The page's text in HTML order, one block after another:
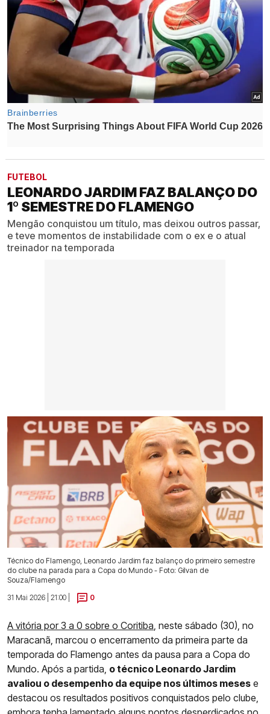
FUTEBOL
LEONARDO JARDIM FAZ BALANÇO DO
1º SEMESTRE DO FLAMENGO
Mengão conquistou um título, mas deixou outros passar,
e teve momentos de instabilidade com o ex e o atual
treinador na temporada
Técnico do Flamengo, Leonardo Jardim faz balanço do primeiro semestre
do clube na parada para a Copa do Mundo - Foto: Gilvan de
Souza/Flamengo
31 Mai 2026 | 21:00 |
0
A vitória por 3 a 0 sobre o Coritiba , neste sábado (30), no
Maracanã, marcou o encerramento da primeira parte da
temporada do Flamengo antes da pausa para a Copa do
Mundo. Após a partida, o técnico Leonardo Jardim
avaliou o desempenho da equipe nos últimos meses e
destacou os resultados positivos conquistados pelo clube,